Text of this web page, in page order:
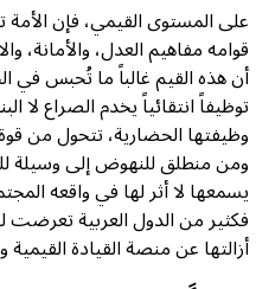
على المستوى القيمي، فإن الأمة
قوامه مفاهيم العدل، والأمانة،
أن هذه القيم غالباً ما تُحبس
توظيفاً انتقائياً يخدم الصراع لا
وظيفتها الحضارية، تتحول من
ومن منطلق للنهوض إلى وسيلة
يسمعها لا أثر لها في واقعه
فكثير من الدول العربية
أزالتها عن منصة القيادة القيمية